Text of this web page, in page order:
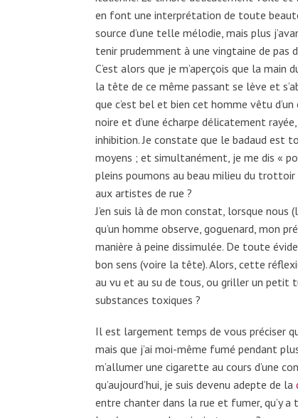
en font une interprétation de toute
source d’une telle mélodie, mais plus
tenir prudemment à une vingtaine de pas
C’est alors que je m’aperçois que la main
la tête de ce même passant se lève et
que c’est bel et bien cet homme vêtu
noire et d’une écharpe délicatement
inhibition. Je constate que le badaud est
moyens ; et simultanément, je me dis «
pleins poumons au beau milieu du
aux artistes de rue ?
J’en suis là de mon constat, lorsque nous
qu’un homme observe, goguenard, mon
manière à peine dissimulée. De toute
bon sens (voire la tête). Alors, cette
au vu et au su de tous, ou griller un petit
substances toxiques ?
Il est largement temps de vous préciser
mais que j’ai moi-même fumé pendant
m’allumer une cigarette au cours d’une
qu’aujourd’hui, je suis devenu adepte de la
entre chanter dans la rue et fumer, qu’y a